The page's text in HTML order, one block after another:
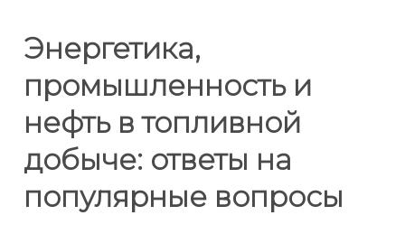
Энергетика,
промышленность и
нефть в топливной
добыче: ответы на
популярные вопросы